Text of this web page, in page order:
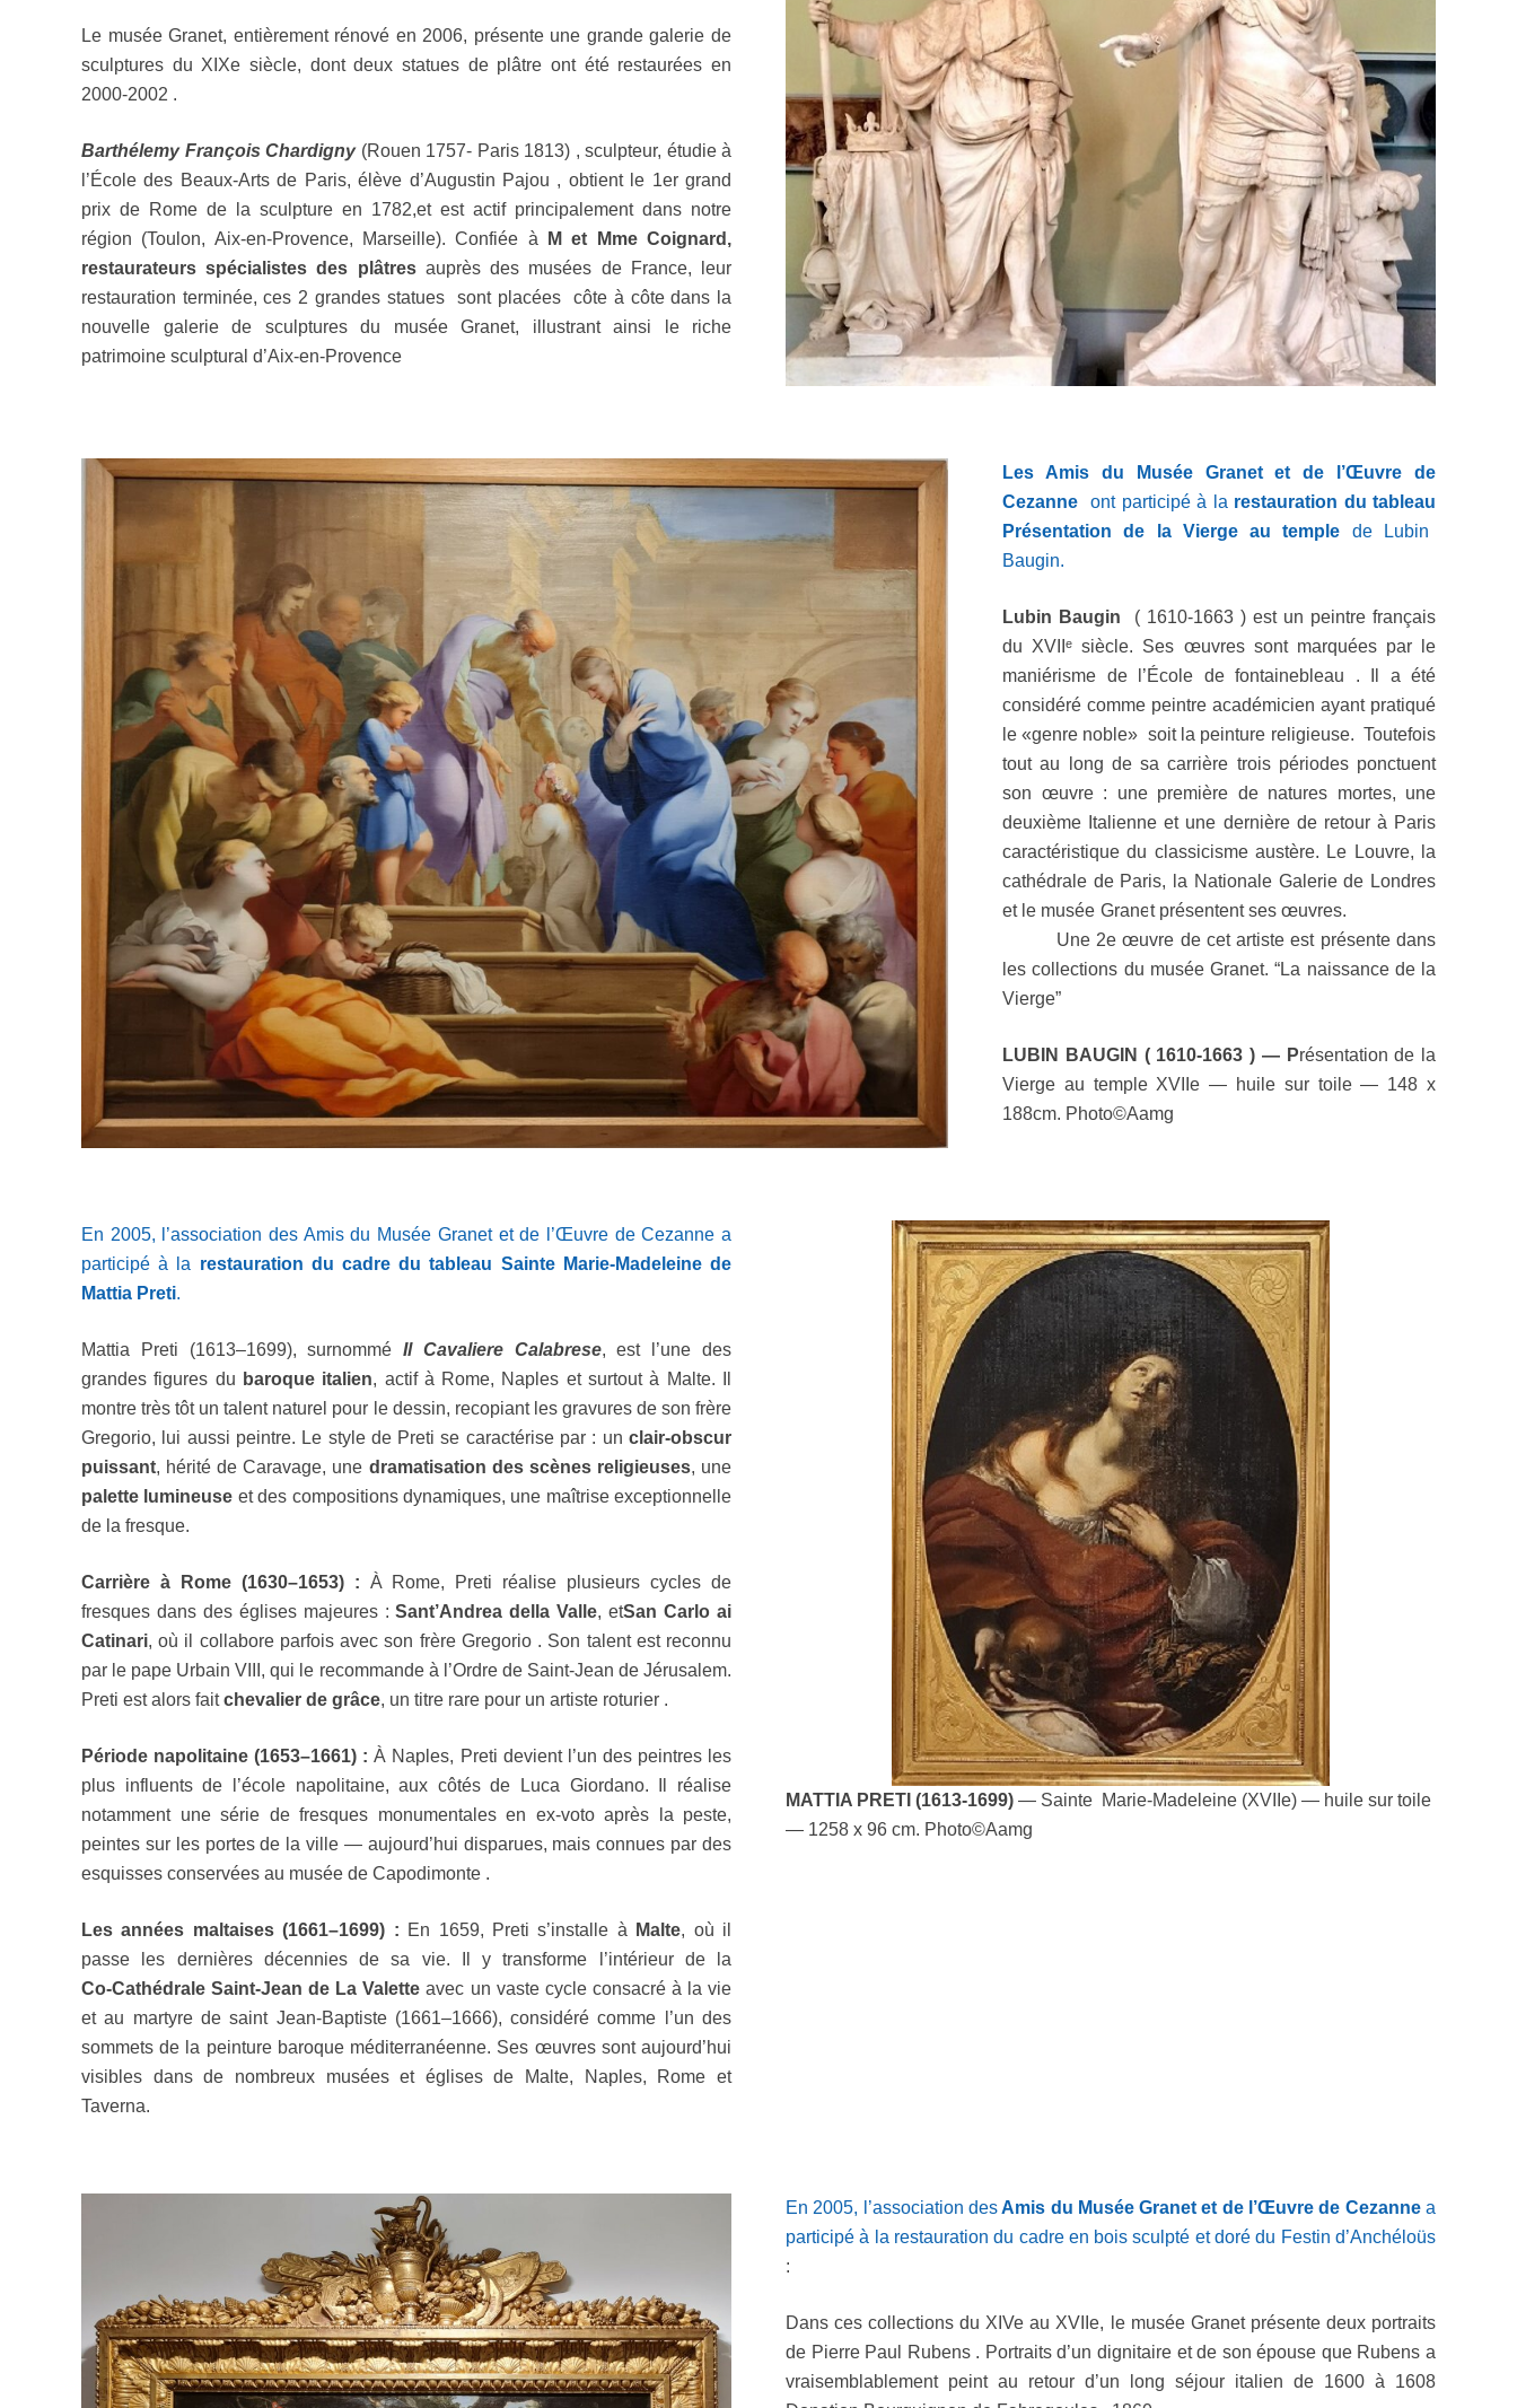
Le musée Granet, entièrement rénové en 2006, présente une grande galerie de
sculptures du XIXe siècle, dont deux statues de plâtre ont été restaurées en
2000-2002 .
Barthélemy François Chardigny(Rouen 1757- Paris 1813) , sculpteur, étudie à
l’École des Beaux-Arts de Paris, élève d’Augustin Pajou , obtient le 1er grand
prix de Rome de la sculpture en 1782,et est actif principalement dans notre
région (Toulon, Aix-en-Provence, Marseille). Confiée à
M et Mme Coignard,
restaurateurs spécialistes des plâtresauprès des musées de France, leur
restauration terminée, ces 2 grandes statues sont placées côte à côte dans la
nouvelle galerie de sculptures du musée Granet, illustrant ainsi le riche
patrimoine sculptural d’Aix-en-Provence
Les Amis du Musée Granet et de l’Œuvre de
Cezanne
ont participé à la restauration du tableau
Présentation de la Vierge au temple de Lubin
Baugin.
Lubin Baugin ( 1610-1663 ) est un peintre français
du XVIIᵉ siècle. Ses œuvres sont marquées par le
maniérisme de l’École de fontainebleau . Il a été
considéré comme peintre académicien ayant pratiqué
le «genre noble» soit la peinture religieuse. Toutefois
tout au long de sa carrière trois périodes ponctuent
son œuvre : une première de natures mortes, une
deuxième Italienne et une dernière de retour à Paris
caractéristique du classicisme austère. Le Louvre, la
cathédrale de Paris, la Nationale Galerie de Londres
et le musée Granet présentent ses œuvres.
Une 2e œuvre de cet artiste est présente dans
les collections du musée Granet. “La naissance de la
Vierge”
LUBIN BAUGIN ( 1610-1663 ) — Présentation de la
Vierge au temple XVIIe — huile sur toile — 148 x
188cm. Photo©Aamg
En 2005, l’association des Amis du Musée Granet et de l’Œuvre de Cezanne a
participé à la restauration du cadre du tableau Sainte Marie-Madeleine de
Mattia Preti.
Mattia Preti (1613–1699), surnomméIl Cavaliere Calabrese, est l’une des
grandes figures du baroque italien, actif à Rome, Naples et surtout à Malte. Il
montre très tôt un talent naturel pour le dessin, recopiant les gravures de son frère
Gregorio, lui aussi peintre. Le style de Preti se caractérise par : unclair‑obscur
puissant, hérité de Caravage, une dramatisation des scènes religieuses, une
palette lumineuse et des compositions dynamiques, une maîtrise exceptionnelle
de la fresque.
Carrière à Rome (1630–1653) : À Rome, Preti réalise plusieurs cycles de
fresques dans des églises majeures :Sant’Andrea della Valle, etSan Carlo ai
Catinari, où il collabore parfois avec son frère Gregorio . Son talent est reconnu
par le pape Urbain VIII, qui le recommande à l’Ordre de Saint‑Jean de Jérusalem.
Preti est alors faitchevalier de grâce, un titre rare pour un artiste roturier .
Période napolitaine (1653–1661) :À Naples, Preti devient l’un des peintres les
plus influents de l’école napolitaine, aux côtés de Luca Giordano. Il réalise
notamment une série de fresques monumentales en ex‑voto après la peste,
peintes sur les portes de la ville — aujourd’hui disparues, mais connues par des
esquisses conservées au musée de Capodimonte .
Les années maltaises (1661–1699) : En 1659, Preti s’installe à Malte, où il
passe les dernières décennies de sa vie. Il y transforme l’intérieur de la
Co‑Cathédrale Saint‑Jean de La Valette avec un vaste cycle consacré à la vie
et au martyre de saint Jean‑Baptiste (1661–1666), considéré comme l’un des
sommets de la peinture baroque méditerranéenne. Ses œuvres sont aujourd’hui
visibles dans de nombreux musées et églises de Malte, Naples, Rome et
Taverna.
MATTIA PRETI (1613-1699) — Sainte Marie-Madeleine (XVIIe) — huile sur toile
— 1258 x 96 cm. Photo©Aamg
En 2005, l’association desAmis du Musée Granet et de l’Œuvre de Cezannea
participé à la restauration du cadre en bois sculpté et doré du Festin d’Anchéloüs
:
Dans ces collections du XIVe au XVIIe, le musée Granet présente deux portraits
de Pierre Paul Rubens . Portraits d’un dignitaire et de son épouse que Rubens a
vraisemblablement peint au retour d’un long séjour italien de 1600 à 1608